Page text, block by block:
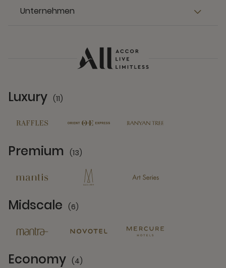
Unternehmen
Luxury (11)
Premium (13)
Midscale (6)
Economy (4)